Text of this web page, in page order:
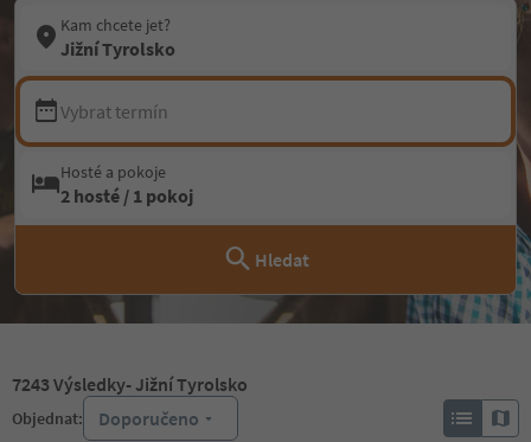
Kam chcete jet?
Jižní Tyrolsko
Vybrat termín
Hosté a pokoje
2 hosté / 1 pokoj
Hledat
7243 Výsledky- Jižní Tyrolsko
Objednat: Doporučeno